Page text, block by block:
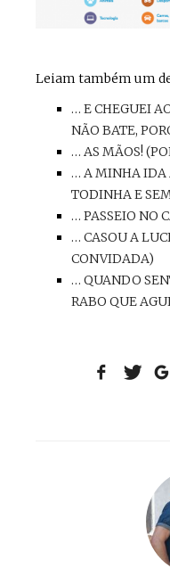
Leiam também um
… E CHEGUEI
NÃO BATE,
… AS MÃOS!
… A MINHA IDA
TODINHA E
… PASSEIO NO
… CASOU A
CONVIDADA)
… QUANDO
RABO QUE